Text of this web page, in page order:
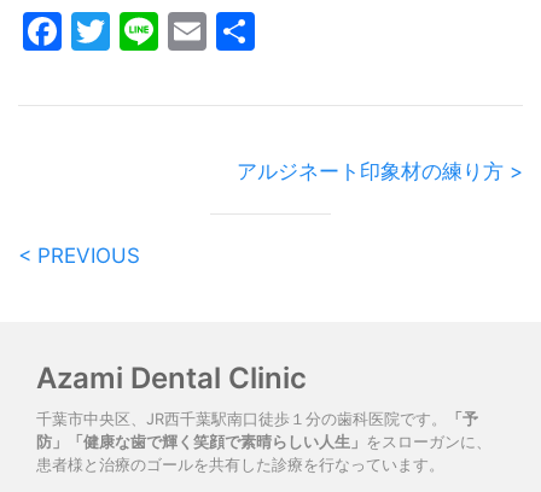
Facebook
Twitter
LineEmail
アルジネート印象材の練り方 >
< PREVIOUS
Azami Dental Clinic
千葉市中央区、JR西千葉駅南口徒歩１分の歯科医院です。
「予
防」「健康な歯で輝く笑顔で素晴らしい人生」 をスローガンに、
患者様と治療のゴールを共有した診療を行なっています。